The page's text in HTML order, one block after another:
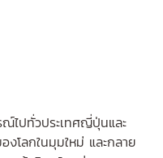
ปุ่น
ไปทั่วประเทศญี่ปุ่นและ
โลกในมุมใหม่ และกลาย